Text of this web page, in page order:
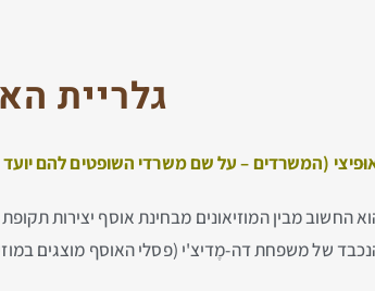
גלריית
(המשרדים – על שם משרדי השופטים להם יועד
החשוב מבין המוזיאונים מבחינת אוסף יצירות
של משפחת דה-מֶדיצ'י (פסלי האוסף מוצגים